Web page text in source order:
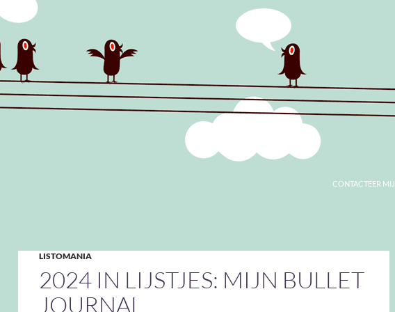
CONTACTEER MIJ
LISTOMANIA
2024 IN LIJSTJES: MIJN BULLET
JOURNAL